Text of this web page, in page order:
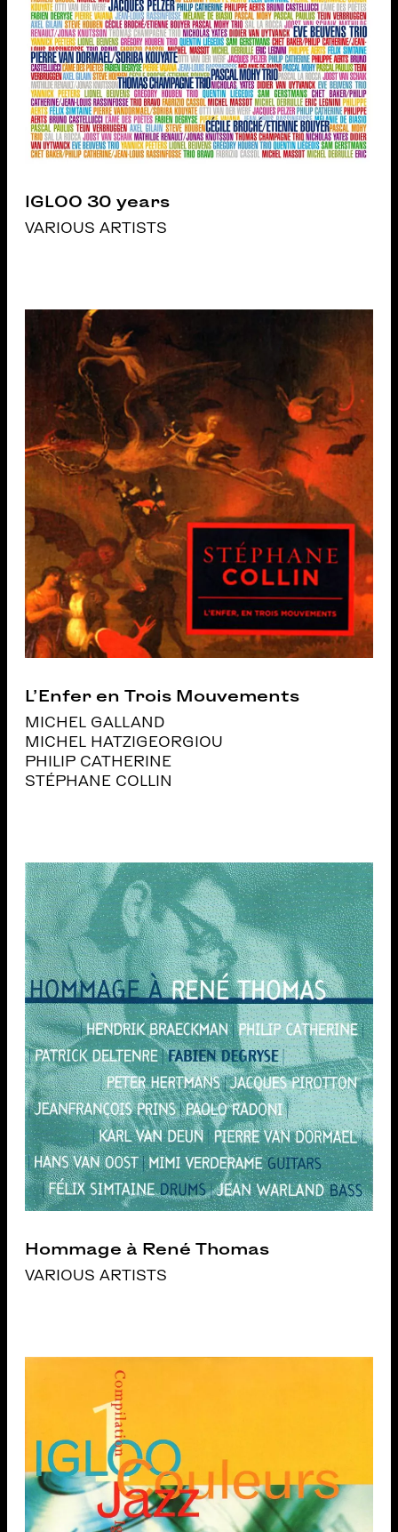
IGLOO 30 years
VARIOUS ARTISTS
L’Enfer en Trois Mouvements
MICHEL GALLAND
MICHEL HATZIGEORGIOU
PHILIP CATHERINE
STÉPHANE COLLIN
Hommage à René Thomas
VARIOUS ARTISTS